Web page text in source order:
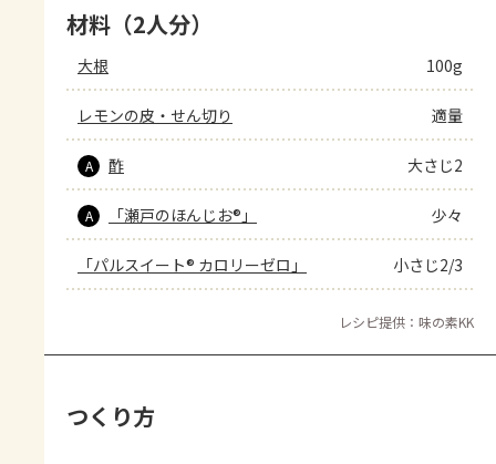
材料（2人分）
大根 100g
レモンの皮・せん切り 適量
A 酢 大さじ2
A 「瀬戸のほんじお®」 少々
「パルスイート® カロリーゼロ」 小さじ2/3
レシピ提供：味の素KK
つくり方